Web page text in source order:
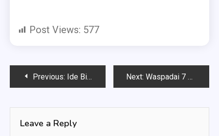
Post Views: 577
PostPrevious: Ide Bisnis Rumahan Bagi Pemula, Modal Gadget Berpeluang Untung Besar Next: Waspadai 7 Jenis Makanan Penyebab Hipertensi
Leave a Reply